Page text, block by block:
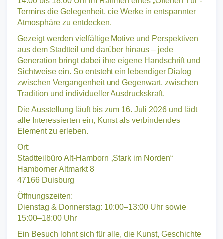
und Besucher haben zudem am 9. Mai 2026 von
14:00 bis 18:00 Uhr im Rahmen eines „Offenen Tür“-
Termins die Gelegenheit, die Werke in entspannter
Atmosphäre zu entdecken.
Gezeigt werden vielfältige Motive und Perspektiven
aus dem Stadtteil und darüber hinaus – jede
Generation bringt dabei ihre eigene Handschrift und
Sichtweise ein. So entsteht ein lebendiger Dialog
zwischen Vergangenheit und Gegenwart, zwischen
Tradition und individueller Ausdruckskraft.
Die Ausstellung läuft bis zum 16. Juli 2026 und lädt
alle Interessierten ein, Kunst als verbindendes
Element zu erleben.
Ort:
Stadtteilbüro Alt-Hamborn „Stark im Norden“
Hamborner Altmarkt 8
47166 Duisburg
Öffnungszeiten:
Dienstag & Donnerstag: 10:00–13:00 Uhr sowie
15:00–18:00 Uhr